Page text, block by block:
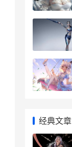
经典文章